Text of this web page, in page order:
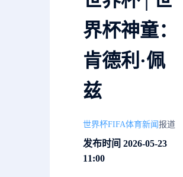
界杯神童：
肯德利·佩
兹
世界杯FIFA体育新闻 报道
发布时间 2026-05-23
11:00